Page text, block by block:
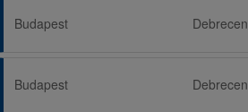
Budapest Debrecen
Budapest Debrecen